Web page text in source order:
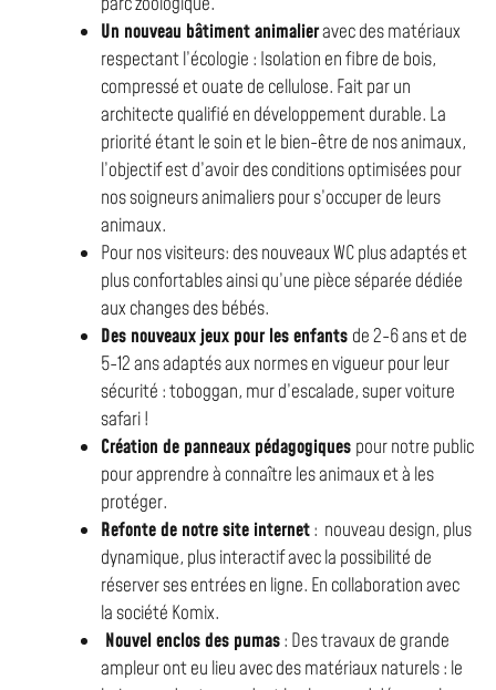
Un nouveau bâtiment animalieravecdes matériaux
respectant l’écologie : Isolation enfibre de bois,
compressé et ouate de cellulose. Fait par un
architecte qualifié en développement durable. La
priorité étant le soin et le bien-être de nos animaux,
l’objectif est d’avoir des conditions optimisées pour
nos soigneurs animaliers pour s’occuper de leurs
animaux.
Pour nos visiteurs: des nouveaux WC plus adaptés et
plus confortables ainsi qu’une pièce séparée dédiée
aux changes des bébés.
Des nouveaux jeux pour lesenfants de 2-6 ans et de
5-12 ansadaptés aux normes en vigueurpour leur
sécurité : toboggan, mur d’escalade, super voiture
safari !
Création de panneaux pédagogiques pour notre public
pour apprendre à connaître les animaux et à les
protéger.
Refonte de notre site internet: nouveau design, plus
dynamique, plus interactif avec la possibilité de
réserver ses entrées en ligne. En collaboration avec
la société Komix.
Nouvel enclos des pumas: Des travaux de grande
ampleur ont eu lieu avec des matériaux naturels : le